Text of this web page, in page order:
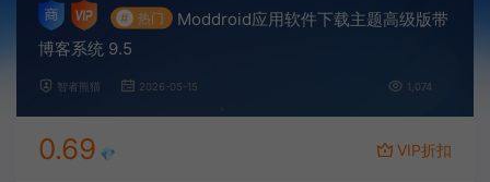
# 热门
Moddroid应用软件下载主题高级版带
博客系统 9.5
智者熊猫 2026-05-15 1,074
0.69 💎 VIP折扣